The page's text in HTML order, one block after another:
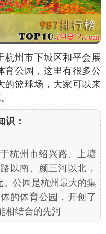
杭州市下城区和平会展
育公园，这里有很多公
的篮球场，大家可以来
识：
杭州市绍兴路、上塘
以南、颜三河以北，
公园是杭州最大的集
的体育公园，开创了
相结合的先河